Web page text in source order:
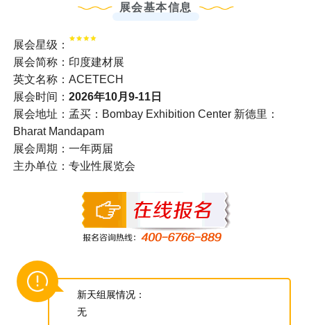
展会基本信息
展会星级：
展会简称：印度建材展
英文名称：ACETECH
展会时间： 2026年10月9-11日
展会地址：孟买：Bombay Exhibition Center 新德里：
Bharat Mandapam
展会周期：一年两届
主办单位：专业性展览会
新天组展情况：
无